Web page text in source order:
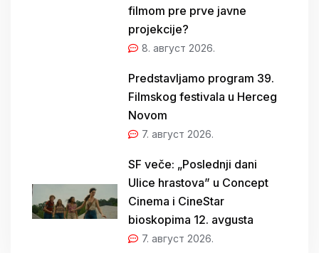
filmom pre prve javne
projekcije?
8. август 2026.
Predstavljamo program 39.
Filmskog festivala u Herceg
Novom
7. август 2026.
SF veče: „Poslednji dani
Ulice hrastova” u Concept
Cinema i CineStar
bioskopima 12. avgusta
7. август 2026.